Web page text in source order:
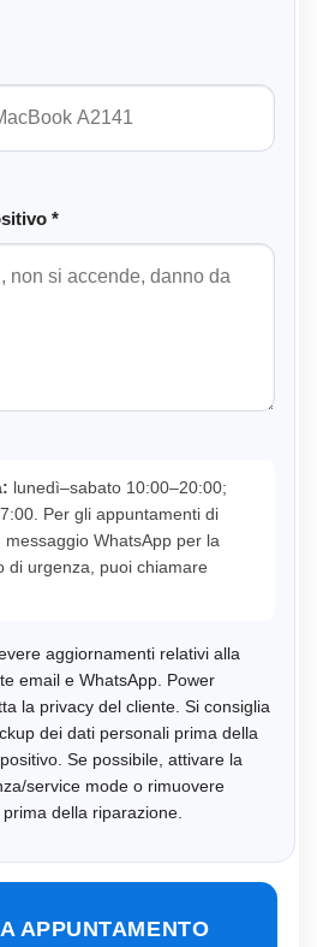
*
lunedì–sabato 10:00–20:00;
Per gli appuntamenti di
WhatsApp per la
di urgenza, puoi chiamare
aggiornamenti relativi alla
email e WhatsApp. Power
la privacy del cliente. Si consiglia
dei dati personali prima della
Se possibile, attivare la
service mode o rimuovere
della riparazione.
APPUNTAMENTO